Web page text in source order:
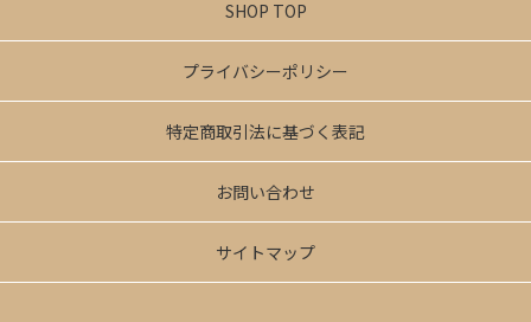
SHOP TOP
プライバシーポリシー
特定商取引法に基づく表記
お問い合わせ
サイトマップ